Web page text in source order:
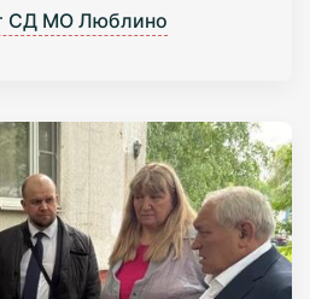
СД МО Люблино